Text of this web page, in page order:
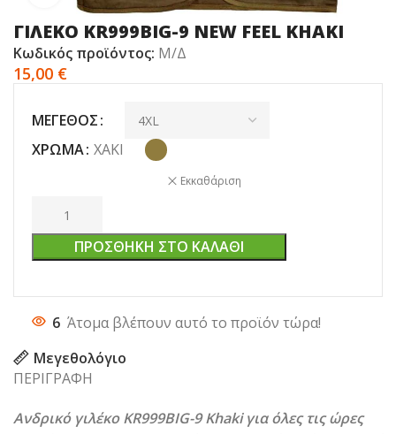
ΓΙΛΕΚΟ KR999BIG-9 NEW FEEL KHAKI
Κωδικός προϊόντος: Μ/Δ
15,00 €
ΜΈΓΕΘΟΣ
ΧΡΏΜΑ ΧΑΚΊ
Εκκαθάριση
ΠΡΟΣΘΉΚΗ ΣΤΟ ΚΑΛΆΘΙ
6 Άτομα βλέπουν αυτό το προϊόν τώρα!
Μεγεθολόγιο
ΠΕΡΙΓΡΑΦΗ
Ανδρικό γιλέκο KR999BIG-9 Khaki για όλες τις ώρες